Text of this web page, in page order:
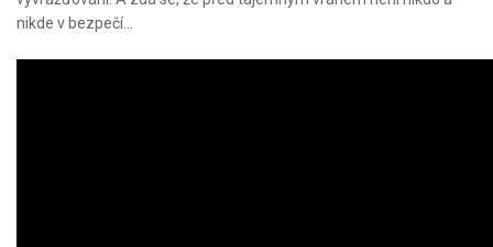
nikde v bezpečí…